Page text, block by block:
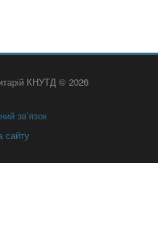
КНУТД © 2026
зв’язок
сайту